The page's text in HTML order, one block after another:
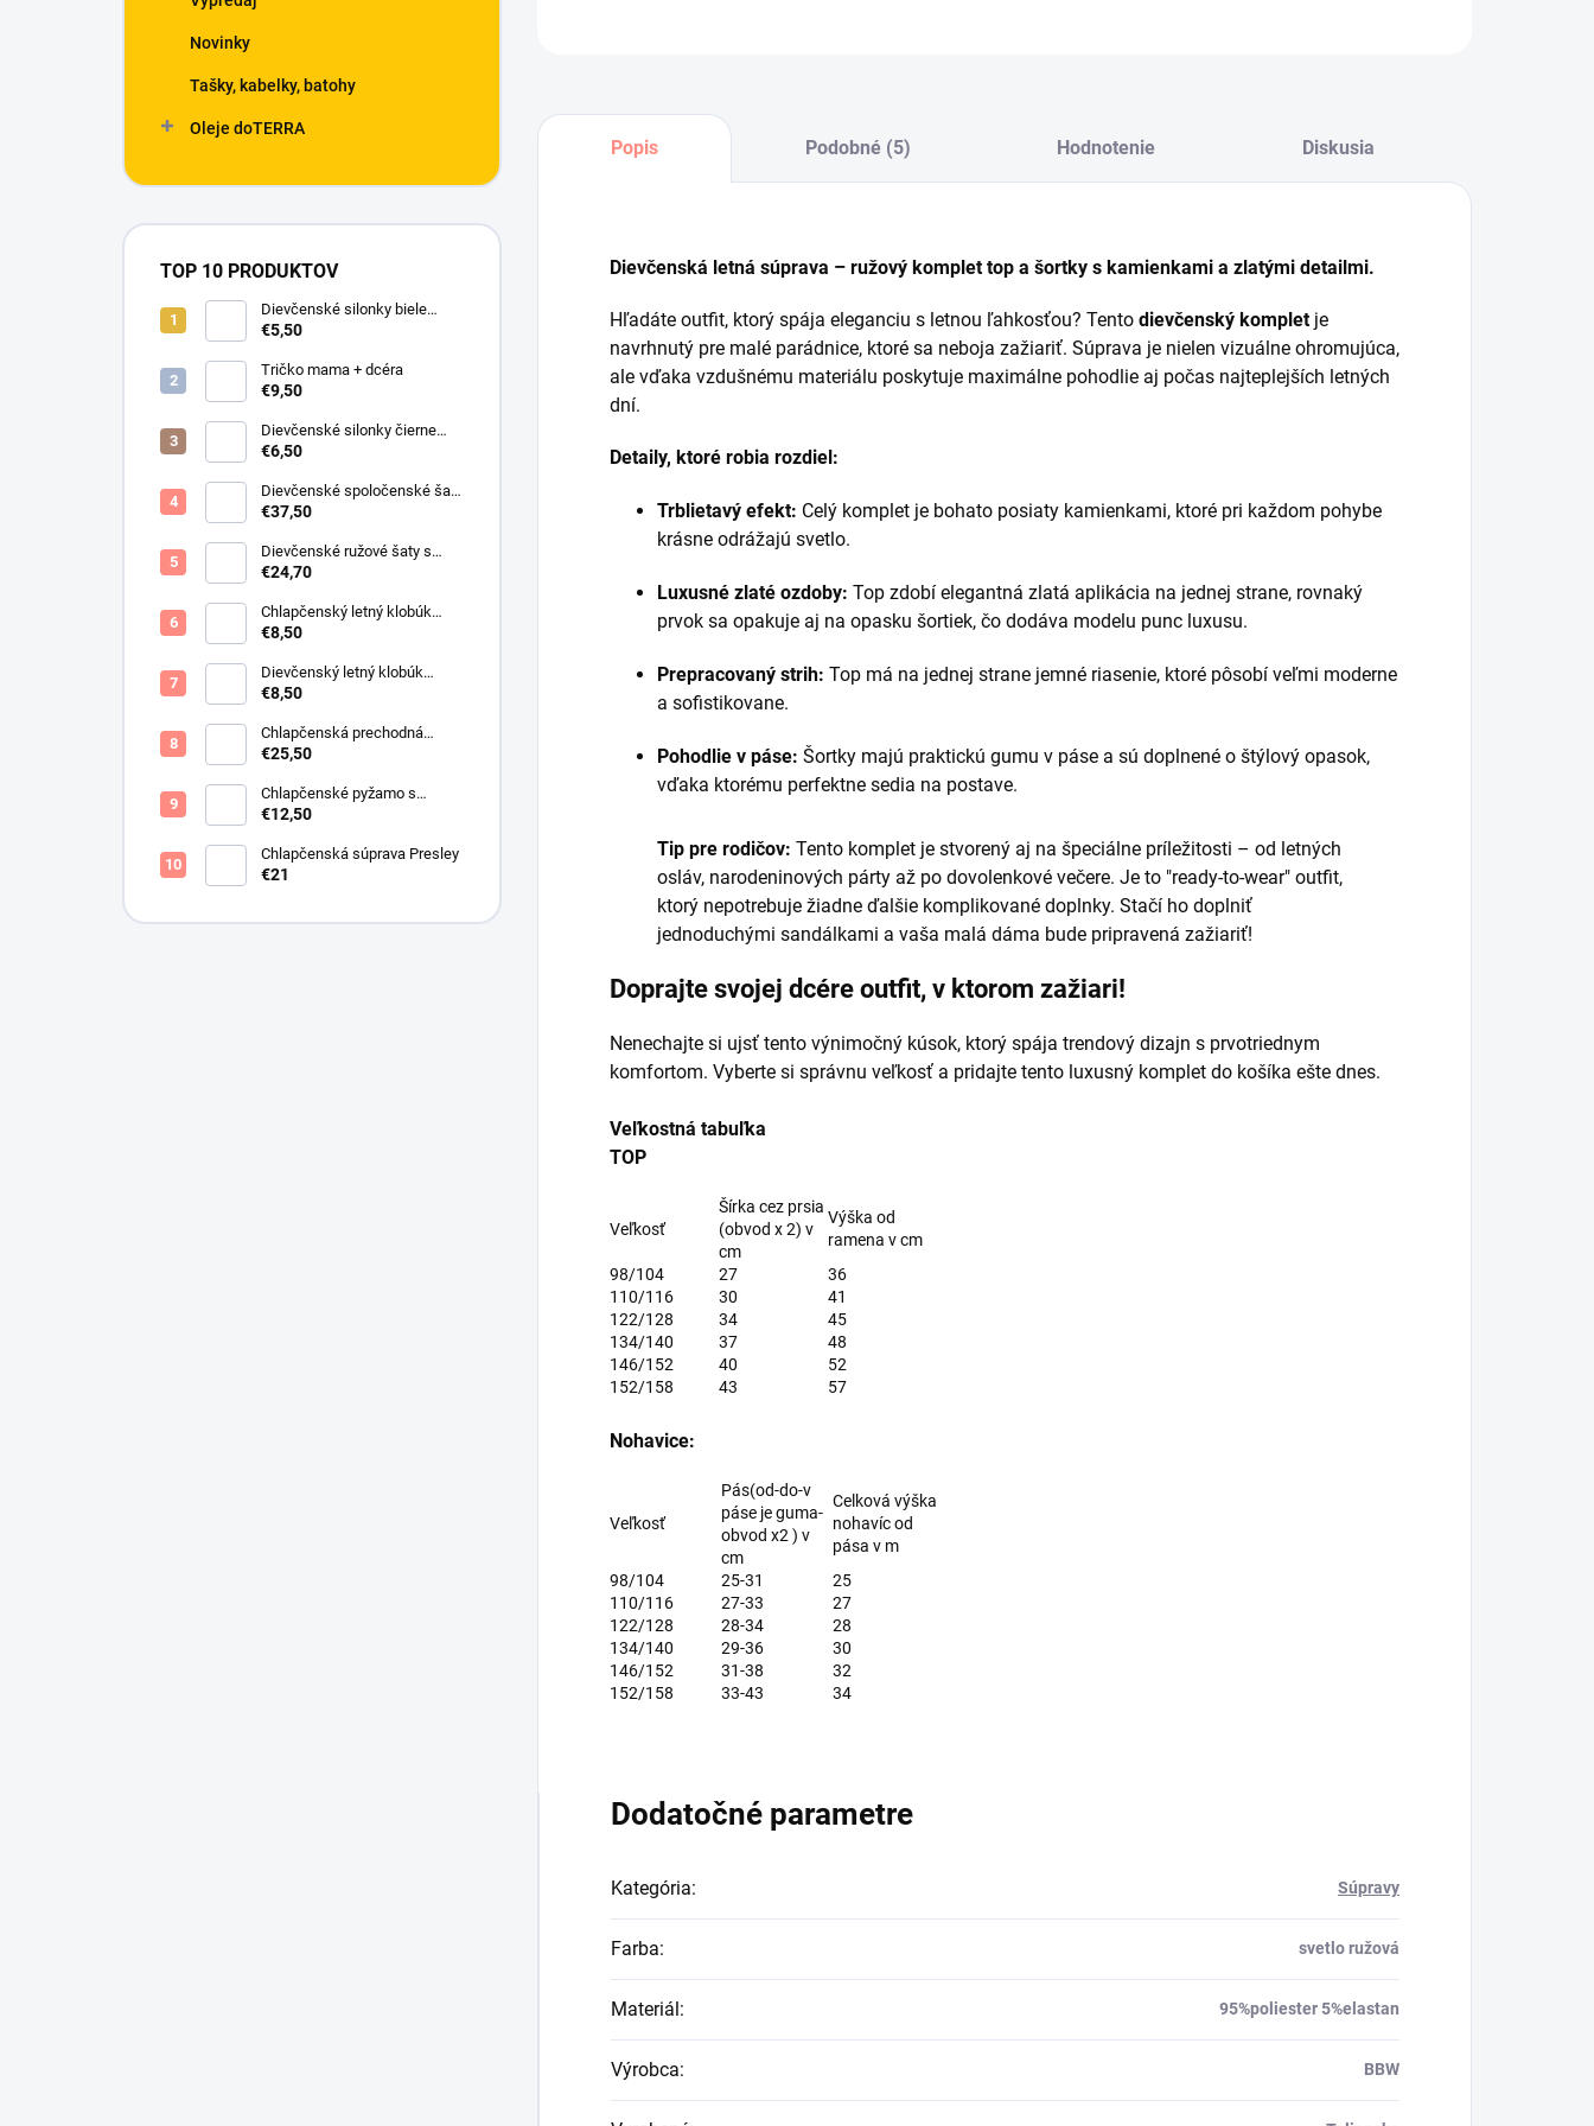
Novinky
Tašky, kabelky, batohy
Oleje doTERRA
TOP 10 PRODUKTOV
Dievčenské silonky biele
Linda
€5,50
Tričko mama + dcéra
€9,50
Dievčenské silonky čierne
Lurex
€6,50
Dievčenské spoločenské šaty
s bolerkom jemno ružové
€37,50
Dievčenské ružové šaty s
motýlikmi
€24,70
Chlapčenský letný klobúk
svetlo béžový
€8,50
Dievčenský letný klobúk
krémový s perličkami
€8,50
Chlapčenská prechodná
obojstranná bunda khaki
€25,50
Chlapčenské pyžamo s
lietadlami.
€12,50
Chlapčenská súprava Presley
€21
Popis Podobné (5) Hodnotenie Diskusia
Dievčenská letná súprava – ružový komplet top a šortky s kamienkami a zlatými detailmi.
Hľadáte outfit, ktorý spája eleganciu s letnou ľahkosťou? Tento dievčenský kompletje
navrhnutý pre malé parádnice, ktoré sa neboja zažiariť. Súprava je nielen vizuálne ohromujúca,
ale vďaka vzdušnému materiálu poskytuje maximálne pohodlie aj počas najteplejších letných
dní.
Detaily, ktoré robia rozdiel:
Trblietavý efekt: Celý komplet je bohato posiaty kamienkami, ktoré pri každom pohybe
krásne odrážajú svetlo.
Luxusné zlaté ozdoby: Top zdobí elegantná zlatá aplikácia na jednej strane, rovnaký
prvok sa opakuje aj na opasku šortiek, čo dodáva modelu punc luxusu.
Prepracovaný strih: Top má na jednej strane jemné riasenie, ktoré pôsobí veľmi moderne
a sofistikovane.
Pohodlie v páse: Šortky majú praktickú gumu v páse a sú doplnené o štýlový opasok,
vďaka ktorému perfektne sedia na postave.
Tip pre rodičov: Tento komplet je stvorený aj na špeciálne príležitosti – od letných
osláv, narodeninových párty až po dovolenkové večere. Je to "ready-to-wear" outfit,
ktorý nepotrebuje žiadne ďalšie komplikované doplnky. Stačí ho doplniť
jednoduchými sandálkami a vaša malá dáma bude pripravená zažiariť!
Doprajte svojej dcére outfit, v ktorom zažiari!
Nenechajte si ujsť tento výnimočný kúsok, ktorý spája trendový dizajn s prvotriednym
komfortom. Vyberte si správnu veľkosť a pridajte tento luxusný komplet do košíka ešte dnes.
Veľkostná tabuľka
TOP
Veľkosť
Šírka cez prsia
(obvod x 2) v
cm
Výška od
ramena v cm
98/104
27
36
110/116
30
41
122/128
34
45
134/140
37
48
146/152
40
52
152/158
43 57
Nohavice:
Veľkosť
Pás(od-do-v
páse je guma-
obvod x2 ) v
cm
Celková výška
nohavíc od
pása v m
98/104
25-31
25
110/116
27-33
27
122/128
28-34
28
134/140
29-36
30
146/152
31-38
32
152/158
33-43 34
Dodatočné parametre
Kategória: Súpravy
Farba: svetlo ružová
Materiál: 95%poliester 5%elastan
Výrobca: BBW